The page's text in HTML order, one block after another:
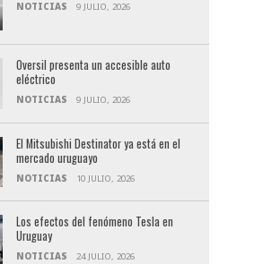
NOTICIAS 9 JULIO, 2026
Oversil presenta un accesible auto
eléctrico
NOTICIAS 9 JULIO, 2026
El Mitsubishi Destinator ya está en el
mercado uruguayo
NOTICIAS 10 JULIO, 2026
Los efectos del fenómeno Tesla en
Uruguay
NOTICIAS 24 JULIO, 2026